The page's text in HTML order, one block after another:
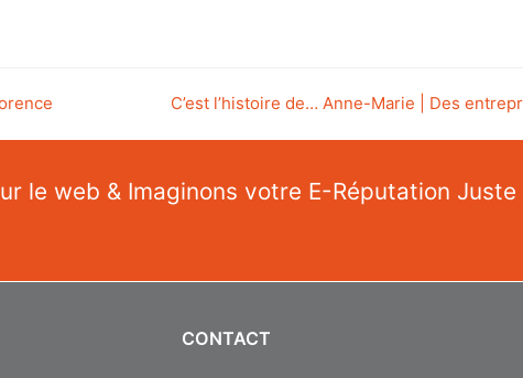
next
C’est l’histoire de… Anne-Marie | Des
le web & Imaginons votre E-Réputation Juste
CONTACT